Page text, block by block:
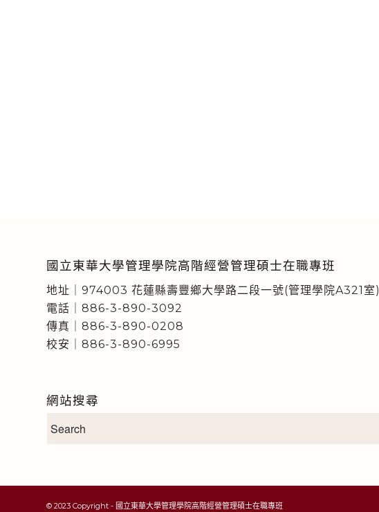
國立東華大學管理學院高階經營管理碩士在職專班
地址｜974003 花蓮縣壽豐鄉大學路二段一號(管理學院A321室)
電話｜886-3-890-3092
傳真｜886-3-890-0208
校安｜886-3-890-6995
網站搜尋
© 2023 Copyright - 國立東華大學管理學院高階經營管理碩士在職專班